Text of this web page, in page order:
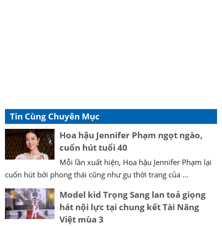
Tin Cùng Chuyên Mục
Hoa hậu Jennifer Phạm ngọt ngào,
cuốn hút tuổi 40
Mỗi lần xuất hiện, Hoa hậu Jennifer Phạm lại
cuốn hút bởi phong thái cũng như gu thời trang của ...
Model kid Trọng Sang lan toả giọng
hát nội lực tại chung kết Tài Năng
Việt mùa 3